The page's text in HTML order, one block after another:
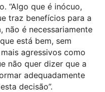
“Algo que é inócuo,
traz benefícios para a
não é necessariamente
está bem, sem
agressivos como
não quer dizer que a
adequadamente
decisão”.